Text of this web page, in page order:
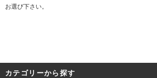
お選び下さい。
カテゴリーから探す